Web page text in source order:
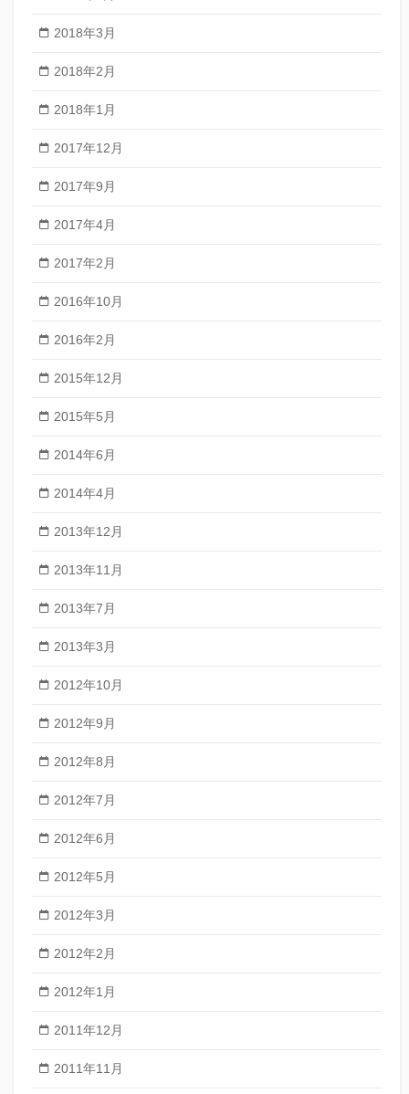
2018年3月
2018年2月
2018年1月
2017年12月
2017年9月
2017年4月
2017年2月
2016年10月
2016年2月
2015年12月
2015年5月
2014年6月
2014年4月
2013年12月
2013年11月
2013年7月
2013年3月
2012年10月
2012年9月
2012年8月
2012年7月
2012年6月
2012年5月
2012年3月
2012年2月
2012年1月
2011年12月
2011年11月